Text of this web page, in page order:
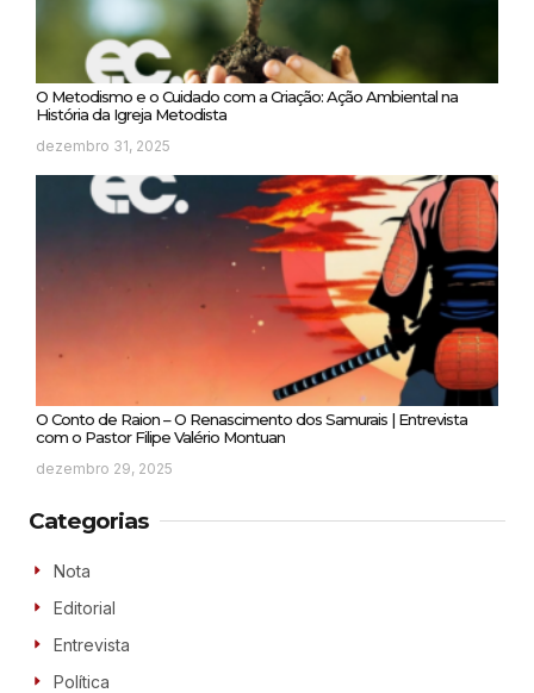
O Metodismo e o Cuidado com a Criação: Ação Ambiental na
História da Igreja Metodista
dezembro 31, 2025
O Conto de Raion – O Renascimento dos Samurais | Entrevista
com o Pastor Filipe Valério Montuan
dezembro 29, 2025
Categorias
Nota
Editorial
Entrevista
Política